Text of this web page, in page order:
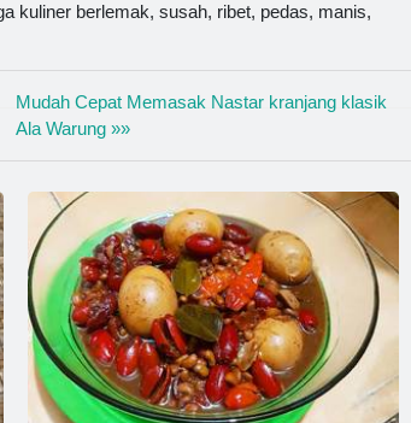
kuliner berlemak, susah, ribet, pedas, manis,
Mudah Cepat Memasak Nastar kranjang klasik
Ala Warung »»